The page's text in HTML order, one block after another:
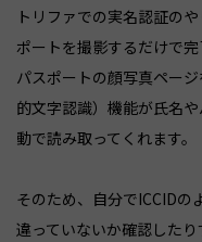
トリファでの実名認証の
ポートを撮影するだけで
パスポートの顔写真ペー
的文字認識）機能が氏名
動で読み取ってくれます。
そのため、自分でICCIDの
違っていないか確認したり